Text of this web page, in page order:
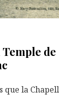
de
que la